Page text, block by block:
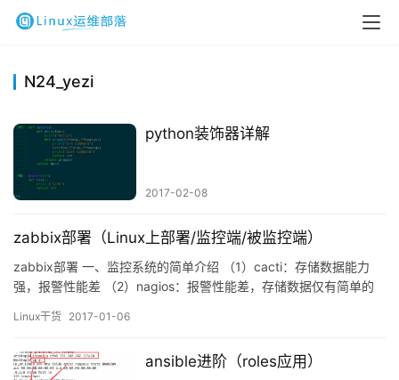
N24_yezi
python装饰器详解
2017-02-08
zabbix部署（Linux上部署/监控端/被监控端）
zabbix部署 一、监控系统的简单介绍 （1）cacti：存储数据能力
强，报警性能差 （2）nagios：报警性能差，存储数据仅有简单的
如，连续采样数据存储，有连续三次不在合理范围内的数据就报警
报警 二、zabbix特性 （1）数据采…
Linux干货 2017-01-06
ansible进阶（roles应用）